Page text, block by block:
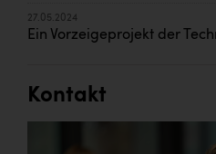
27.05.2024
Ein Vorzeigeprojekt der
Kontakt